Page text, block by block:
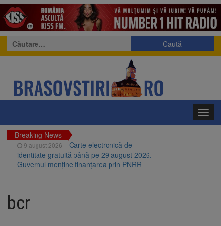
Caută
după:
Breaking News
9 august 2026
Carte electronică de
identitate gratuită până pe 29 august 2026.
Guvernul menține finanțarea prin PNRR
finanțare a fost semnat
bcr